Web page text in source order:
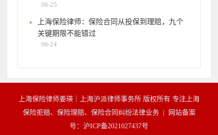
06-25
上海保险律师：保险合同从投保到理赔，九个
关键期限不能错过
06-24
上海保险律师姜瑛｜上海沪派律师事务所 版权所有 专注上海
保险拒赔、保险理赔、保险合同纠纷法律业务 |
网站备案
号：沪ICP备2021027437号